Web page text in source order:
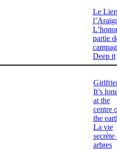
Le
partie
Deep it
It’s
at the
centre
the
La vie
secrète
arbres